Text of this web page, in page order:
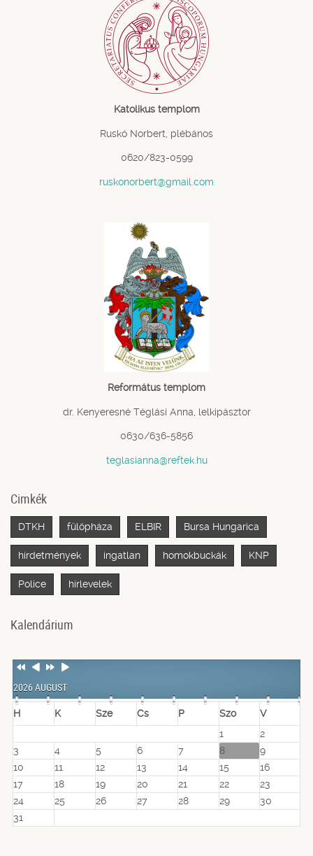
Katolikus templom
Ruskó Norbert, plébános
0620/823-0599
ruskonorbert@gmail.com
Református templom
dr. Kenyeresné Téglási Anna, lelkipásztor
0630/636-5856
teglasianna@reftek.hu
Cimkék
DTKH fülöpháza ELBIR Bursa Hungarica
hirdetmények ingatlan homokbuckák KNP
Police hírlevelek
Kalendárium
Previous
Previous
NextNext
2026 AUGUST
H K Sze Cs P Szo
V
1
2
3
4 5 6 7 8
9
10
11 12 13 14 15
16
17
18 19 20 21 22
23
24
25 26 27 28 29
30
31